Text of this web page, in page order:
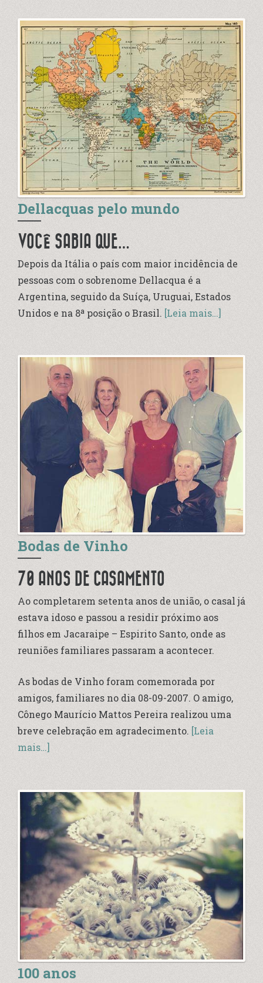
Dellacquas pelo mundo
VOCÊ SABIA QUE…
Depois da Itália o país com maior incidência de
pessoas com o sobrenome Dellacqua é a
Argentina, seguido da Suíça, Uruguai, Estados
Unidos e na 8ª posição o Brasil. [Leia mais…]
Bodas de Vinho
70 ANOS DE CASAMENTO
Ao completarem setenta anos de união, o casal já
estava idoso e passou a residir próximo aos
filhos em Jacaraipe – Espirito Santo, onde as
reuniões familiares passaram a acontecer.
As bodas de Vinho foram comemorada por
amigos, familiares no dia 08-09-2007. O amigo,
Cônego Maurício Mattos Pereira realizou uma
breve celebração em agradecimento. [Leia
mais…]
100 anos